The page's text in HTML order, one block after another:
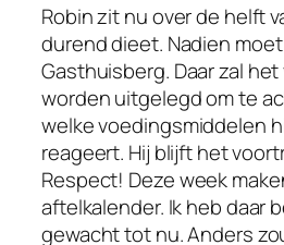
Robin zit nu over de helft
durend dieet. Nadien
Gasthuisberg. Daar zal
worden uitgelegd om te
welke voedingsmiddelen
reageert. Hij blijft het
Respect! Deze week
aftelkalender. Ik heb daar
gewacht tot nu. Anders